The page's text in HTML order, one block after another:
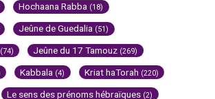
Hochaana Rabba (18)
Jeûne de Guedalia (51)
(74) Jeûne du 17 Tamouz (269)
Kabbala (4) Kriat haTorah (220)
Le sens des prénoms hébraïques (2)